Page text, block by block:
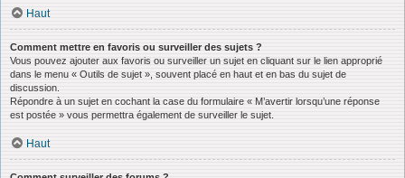
Haut
Comment mettre en favoris ou surveiller des sujets ?
Vous pouvez ajouter aux favoris ou surveiller un sujet en cliquant sur le lien approprié
dans le menu « Outils de sujet », souvent placé en haut et en bas du sujet de
discussion.
Répondre à un sujet en cochant la case du formulaire « M’avertir lorsqu’une réponse
est postée » vous permettra également de surveiller le sujet.
Haut